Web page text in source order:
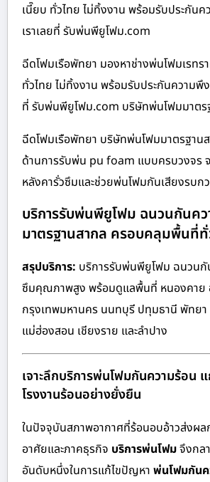
เนี๊ยบ ทั่วไทย ไม่ทิ้งงาน พร้อมรับประกัน
เราเลยที่ รับพ่นพียูโฟม.com
ฉีดโฟมเรือพัทยา มองหาช่างพ่นโฟมเรทร
ทั่วไทย ไม่ทิ้งงาน พร้อมรับประกันความพึ
ที่ รับพ่นพียูโฟม.com บริษัทพ่นโฟมมาต
ฉีดโฟมเรือพัทยา บริษัทพ่นโฟมมาตรฐาน
ด้านการรับพ่น pu foam แบบครบวงจร
หลังคารั่วซึมและช่วยพ่นโฟมกันเสียงรบก
บริการรับพ่นพียูโฟม ฉนวนกันค
มาตรฐานสากล ครอบคลุมพื้นที่ทั่
สรุปบริการ: บริการรับพ่นพียูโฟม ฉนวนกั
ซึมคุณภาพสูง พร้อมดูแลพื้นที่ หนองคาย
กรุงเทพมหานคร นนทบุรี ปทุมธานี พัทยา
แม่ฮ่องสอน เชียงราย และลำปาง
เจาะลึกบริการพ่นโฟมกันความร้อน
โรงงานร้อนอย่างยั่งยืน
ในปัจจุบันสภาพอากาศที่ร้อนอบอ้าวส่งผ
อาศัยและภาคธุรกิจ บริการพ่นโฟมจึงกล
อันดับหนึ่งในการแก้ไขปัญหา พ่นโฟมกันค